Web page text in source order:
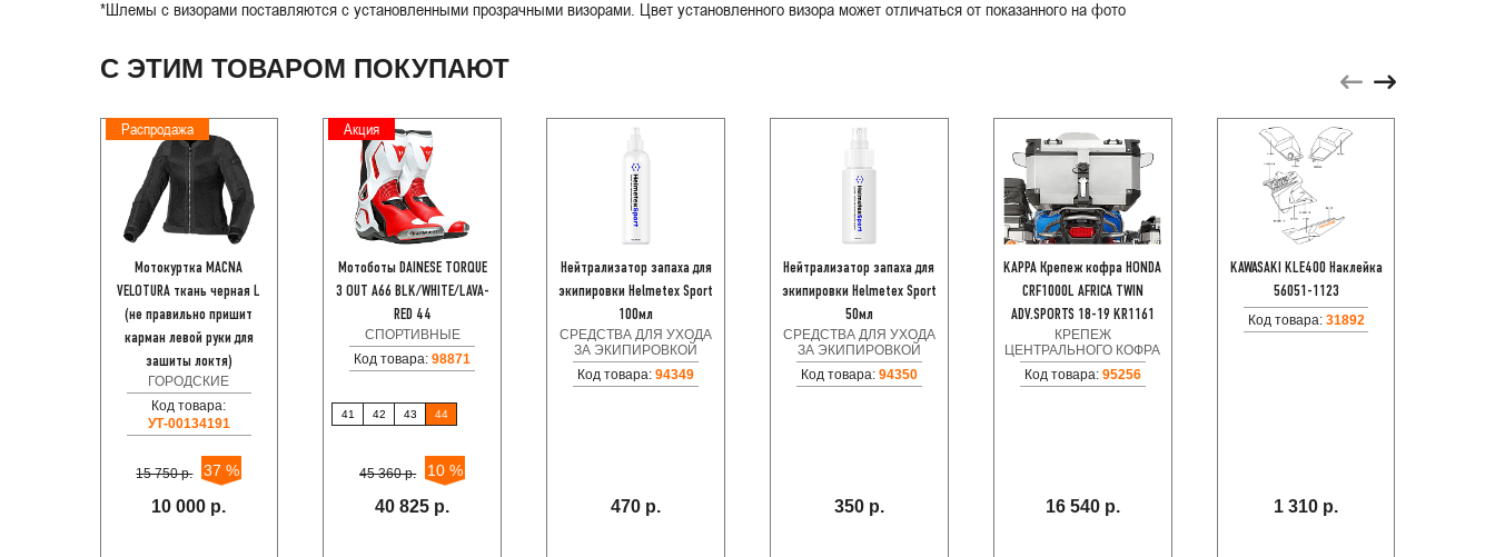
*Шлемы с визорами поставляются с установленными прозрачными визорами. Цвет установленного визора может отличаться от показанного на фото
С ЭТИМ ТОВАРОМ ПОКУПАЮТ
Распродажа
Мотокуртка MACNA
VELOTURA ткань черная L
(не правильно пришит
карман левой руки для
зашиты локтя)
ГОРОДСКИЕ
Код товара:
УТ-00134191
15 750 р. 37 %
10 000 р.
Акция
Мотоботы DAINESE TORQUE
3 OUT A66 BLK/WHITE/LAVA-
RED 44
СПОРТИВНЫЕ
Код товара:98871
41 42 43 44
45 360 р. 10 %
40 825 р.
Нейтрализатор запаха для
экипировки Helmetex Sport
100мл
СРЕДСТВА ДЛЯ УХОДА
ЗА ЭКИПИРОВКОЙ
Код товара:94349
470 р.
Нейтрализатор запаха для
экипировки Helmetex Sport
50мл
СРЕДСТВА ДЛЯ УХОДА
ЗА ЭКИПИРОВКОЙ
Код товара: 94350
350 р.
KAPPA Крепеж кофра HONDA
CRF1000L AFRICA TWIN
ADV.SPORTS 18-19 KR1161
КРЕПЕЖ
ЦЕНТРАЛЬНОГО КОФРА
Код товара: 95256
16 540 р.
KAWASAKI KLE400 Наклейка
56051-1123
Код товара: 31892
1 310 р.